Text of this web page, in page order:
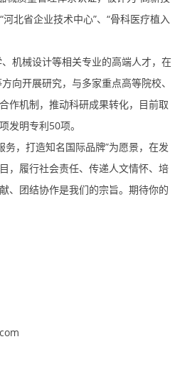
北省企业技术中心”、“骨科医疗植入
机械设计等相关专业的高端人才，在
向开展研究，与多家重点高等院校、
作机制，推动科研成果转化，目前取
发明专利50项。
务，打造知名国际品牌”为愿景，在发
，履行社会责任、传递人文情怀、培
、团结协作是我们的宗旨。期待你的